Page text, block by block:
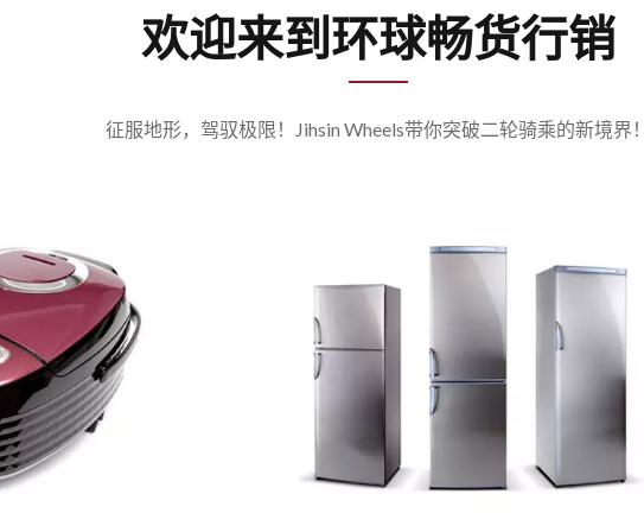
欢迎来到环球畅货行销
征服地形，驾驭极限！Jihsin Wheels带你突破二轮骑乘的新境界